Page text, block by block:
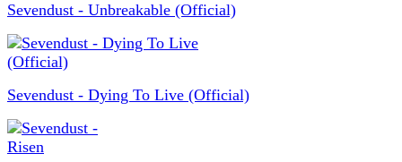
Sevendust - Unbreakable (Official)
Sevendust - Dying To Live (Official)